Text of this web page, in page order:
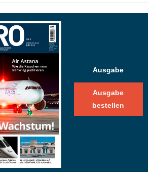
Ausgabe
Ausgabe
bestellen